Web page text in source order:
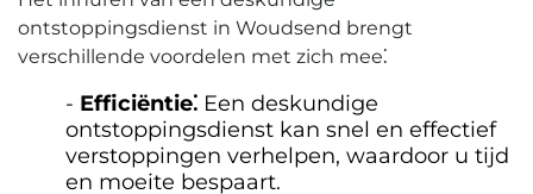
ontstoppingsdienst in Woudsend brengt
verschillende voordelen met zich mee⁚
Efficiëntie⁚ Een deskundige
ontstoppingsdienst kan snel en effectief
verstoppingen verhelpen, waardoor u tijd
en moeite bespaart.